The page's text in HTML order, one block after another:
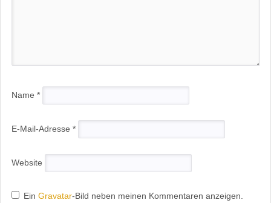
Name *
E-Mail-Adresse *
Website
Ein Gravatar-Bild neben meinen Kommentaren anzeigen.